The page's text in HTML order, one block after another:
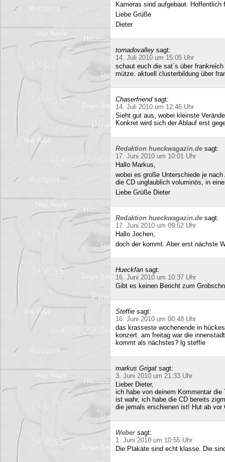
Kameras sind aufgebaut.
Liebe Grüße
Dieter
tornadovalley sagt:
14. Juli 2010 um 15:05 Uhr
schaut euch die sat´s über
mütze. aktuell clusterbildung über
Chaserfriend sagt:
14. Juli 2010 um 12:46 Uhr
Sieht gut aus, wobei kleinste
Konkret wird sich der Ablauf erst
Redaktion hueckwagazin.de sagt:
17. Juni 2010 um 10:01 Uhr
Hallo Markus,
wobei es große Unterschiede je
die CD unglaublich voluminös, in
Liebe Grüße Dieter
Redaktion hueckwagazin.de sagt:
17. Juni 2010 um 09:52 Uhr
Hallo Jochen,
doch der kommt. Aber erst nächste
Hueckfan sagt:
16. Juni 2010 um 10:37 Uhr
Gibt es keinen Bericht zum
Steffie sagt:
16. Juni 2010 um 00:48 Uhr
das krasseste wochenende in
konzert. am freitag war die
kommt als nächstes? lg steffie
markus Grigat sagt:
3. Juni 2010 um 21:33 Uhr
Lieber Dieter,
ich habe von deinem Kommentar
ist wahr, ich habe die CD bereits
die jemals erschienen ist! Hut ab vor
Weber sagt:
1. Juni 2010 um 10:55 Uhr
Die Plakate sind echt klasse. Die